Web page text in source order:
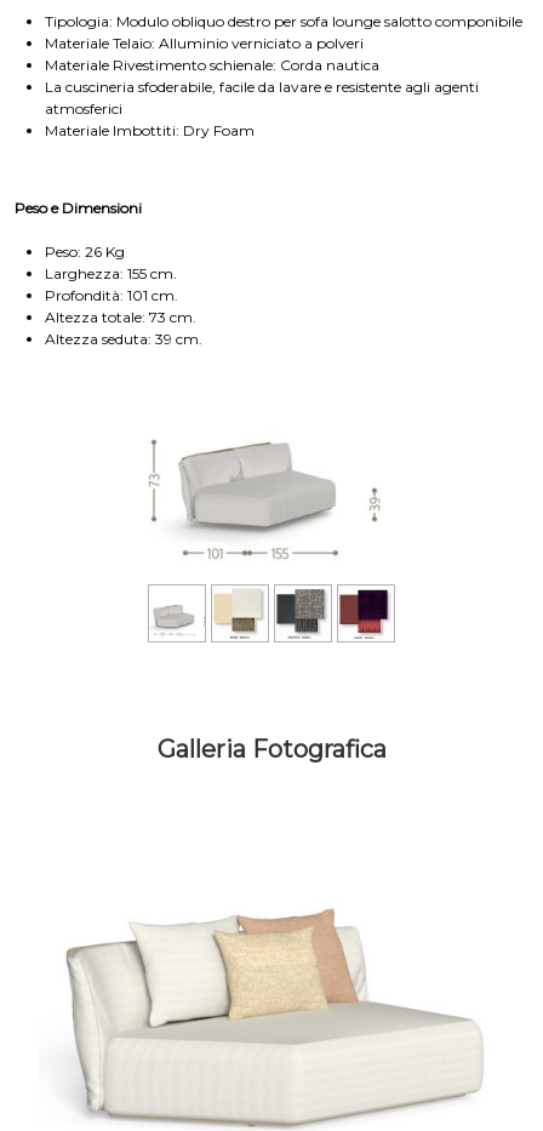
Tipologia: Modulo obliquo destro per sofa lounge salotto componibile
Materiale Telaio: Alluminio verniciato a polveri
Materiale Rivestimento schienale: Corda nautica
La cuscineria sfoderabile, facile da lavare e resistente agli agenti
atmosferici
Materiale Imbottiti: Dry Foam
Peso e Dimensioni
Peso: 26 Kg
Larghezza: 155 cm.
Profondità: 101 cm.
Altezza totale: 73 cm.
Altezza seduta: 39 cm.
Galleria Fotografica